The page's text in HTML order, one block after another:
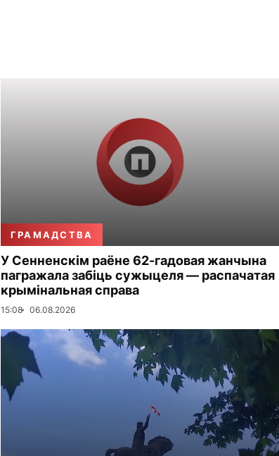
ГРАМАДСТВА
У Сенненскім раёне 62-гадовая жанчына
пагражала забіць сужыцеля — распачатая
крымінальная справа
15:08 06.08.2026